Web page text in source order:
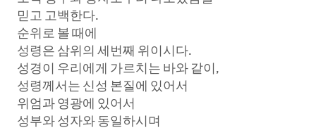
믿고 고백한다.
순위로 볼 때에
성령은 삼위의 세번째 위이시다.
성경이 우리에게 가르치는 바와 같이,
성령께서는 신성 본질에 있어서
위엄과 영광에 있어서
성부와 성자와 동일하시며